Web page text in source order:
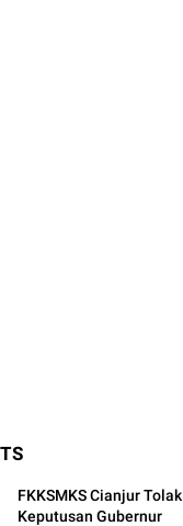
FKKSMKS Cianjur Tolak
Keputusan Gubernur